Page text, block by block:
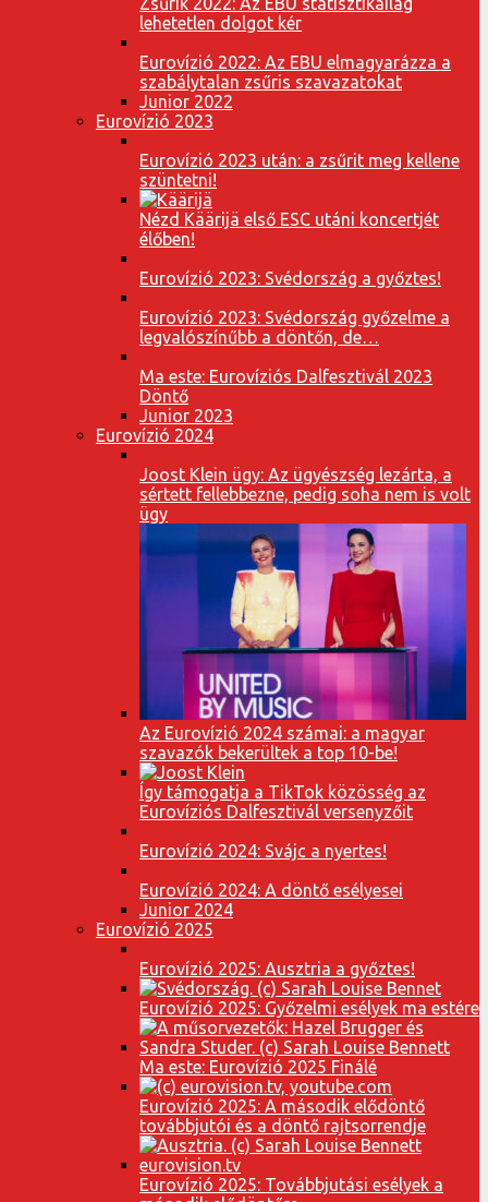
lehetetlen dolgot kér
Eurovízió 2022: Az EBU elmagyarázza a
szabálytalan zsűris szavazatokat
Junior 2022
Eurovízió 2023
Eurovízió 2023 után: a zsűrit meg kellene
szüntetni!
Nézd Käärijä első ESC utáni koncertjét
élőben!
Eurovízió 2023: Svédország a győztes!
Eurovízió 2023: Svédország győzelme a
legvalószínűbb a döntőn, de…
Ma este: Eurovíziós Dalfesztivál 2023
Döntő
Junior 2023
Eurovízió 2024
Joost Klein ügy: Az ügyészség lezárta, a
sértett fellebbezne, pedig soha nem is volt
ügy
Az Eurovízió 2024 számai: a magyar
szavazók bekerültek a top 10-be!
Így támogatja a TikTok közösség az
Eurovíziós Dalfesztivál versenyzőit
Eurovízió 2024: Svájc a nyertes!
Eurovízió 2024: A döntő esélyesei
Junior 2024
Eurovízió 2025
Eurovízió 2025: Ausztria a győztes!
Eurovízió 2025: Győzelmi esélyek ma estére
Ma este: Eurovízió 2025 Finálé
Eurovízió 2025: A második elődöntő
továbbjutói és a döntő rajtsorrendje
Eurovízió 2025: Továbbjutási esélyek a